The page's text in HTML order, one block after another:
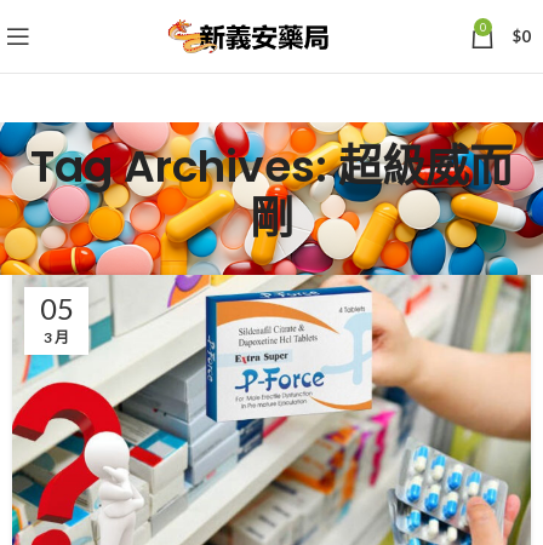
0 $0
Tag Archives: 超級威而
剛
05
3 月